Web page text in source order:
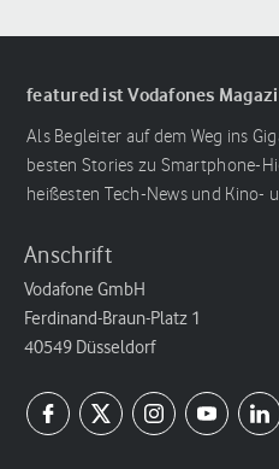
featured ist Vodafones
Als Begleiter auf dem Weg ins
besten Stories zu Smartphone-
heißesten Tech-News und Kino-
Anschrift
Vodafone GmbH
Ferdinand-Braun-Platz 1
40549 Düsseldorf